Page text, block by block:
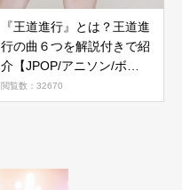
『王道進行』とは？王道進
行の曲６つを解説付きで紹
介【JPOP/アニソン/ボカ
ロ】
閲覧数：32670